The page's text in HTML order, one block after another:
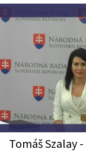
Tomáš Szalay